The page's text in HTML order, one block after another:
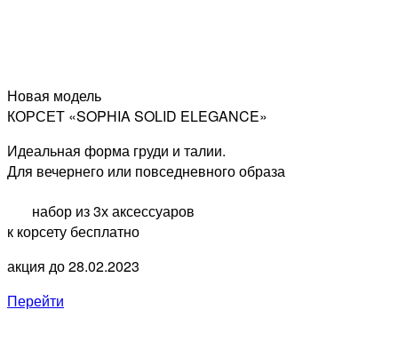
Новая модель
КОРСЕТ «SOPHIA SOLID ELEGANCE»
Идеальная форма груди и талии.
Для вечернего или повседневного образа
набор из 3х аксессуаров
к корсету бесплатно
акция до 28.02.2023
Перейти